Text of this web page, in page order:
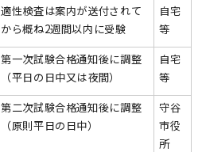
適性検査は案内が送付されて
から概ね2週間以内に受験
自宅
等
第一次試験合格通知後に調整
（平日の日中又は夜間）
自宅
等
第二次試験合格通知後に調整
（原則平日の日中）
守谷
市役
所